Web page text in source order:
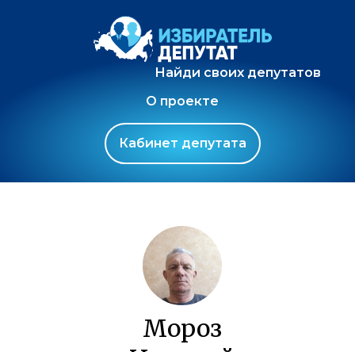
Найди своих депутатов
О проекте
Кабинет депутата
Мороз